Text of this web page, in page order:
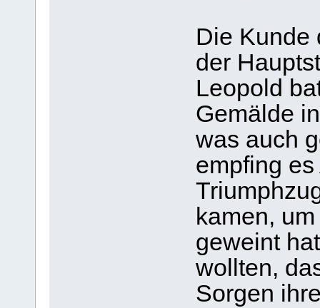
Die Kunde
der
Leopold
Gemälde
was auch
empfing
kamen,
geweint
wollten,
Sorgen